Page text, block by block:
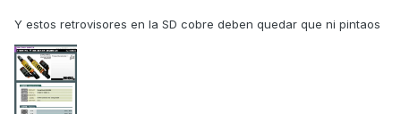
Y estos retrovisores en la SD cobre deben quedar que ni pintaos